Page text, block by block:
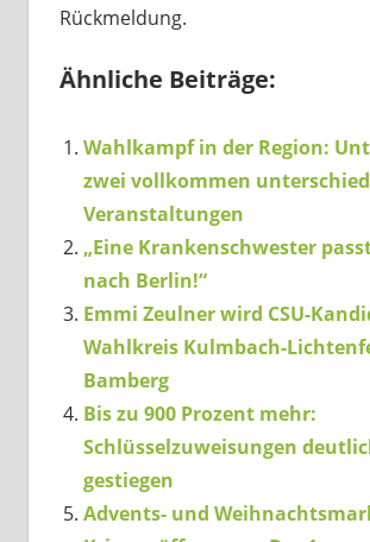
Rückmeldung.
Ähnliche Beiträge:
Wahlkampf in der Region:
zwei vollkommen
Veranstaltungen
„Eine Krankenschwester
nach Berlin!“
Emmi Zeulner wird CSU-
Wahlkreis Kulmbach-
Bamberg
Bis zu 900 Prozent mehr:
Schlüsselzuweisungen
gestiegen
Advents- und